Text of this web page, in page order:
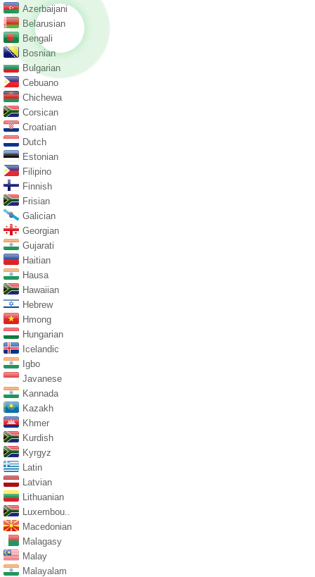
Azerbaijani
Belarusian
Bengali
Bosnian
Bulgarian
Cebuano
Chichewa
Corsican
Croatian
Dutch
Estonian
Filipino
Finnish
Frisian
Galician
Georgian
Gujarati
Haitian
Hausa
Hawaiian
Hebrew
Hmong
Hungarian
Icelandic
Igbo
Javanese
Kannada
Kazakh
Khmer
Kurdish
Kyrgyz
Latin
Latvian
Lithuanian
Luxembou..
Macedonian
Malagasy
Malay
Malayalam